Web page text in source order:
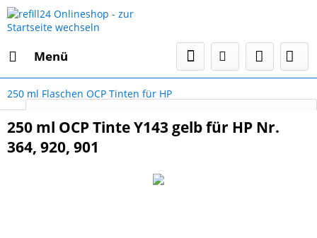
Menü
250 ml Flaschen OCP Tinten für HP
250 ml OCP Tinte Y143 gelb für HP Nr.
364, 920, 901